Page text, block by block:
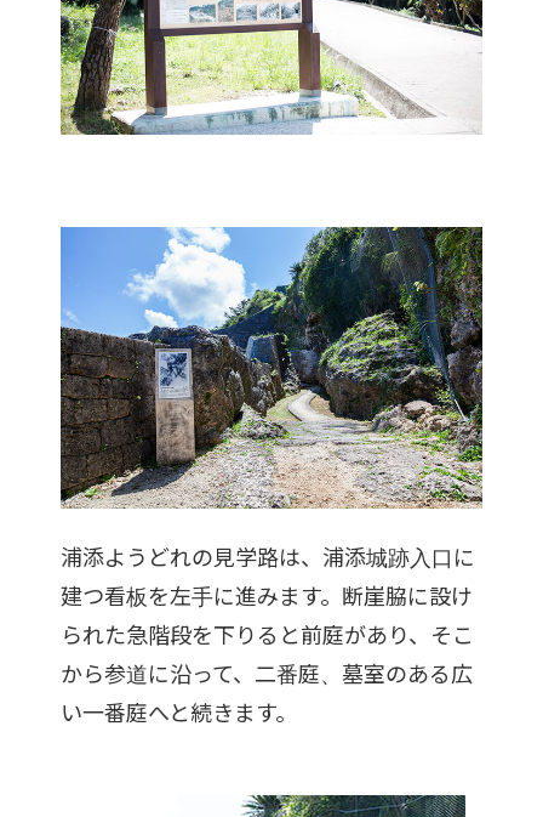
浦添ようどれの見学路は、浦添城跡入口に
建つ看板を左手に進みます。断崖脇に設け
られた急階段を下りると前庭があり、そこ
から参道に沿って、二番庭、墓室のある広
い一番庭へと続きます。